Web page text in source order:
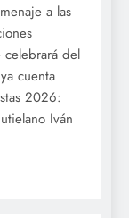
a las
celebrará del
cuenta
2026:
Iván